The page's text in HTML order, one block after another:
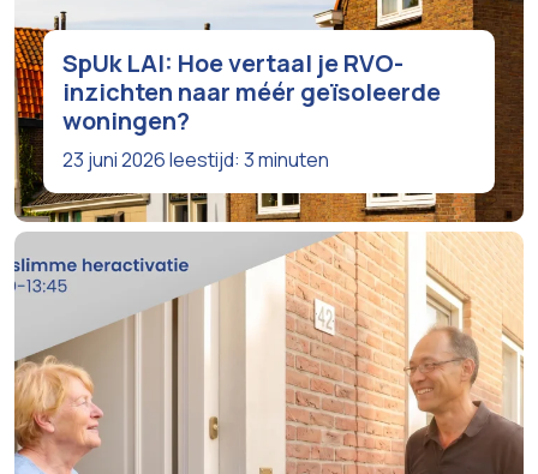
SpUk LAI: Hoe vertaal je RVO-
inzichten naar méér geïsoleerde
woningen?
23 juni 2026leestijd: 3 minuten